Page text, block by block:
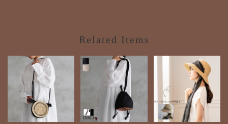
Related Items